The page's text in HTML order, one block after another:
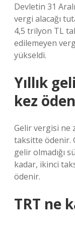
Devletin 31
vergi alacağı
4,5 trilyon TL
edilemeyen
yükseldi.
Yıllık
kez
Gelir vergisi ne
taksitte ödenir.
gelir olmadığı
kadar, ikinci
ödenir.
TRT ne